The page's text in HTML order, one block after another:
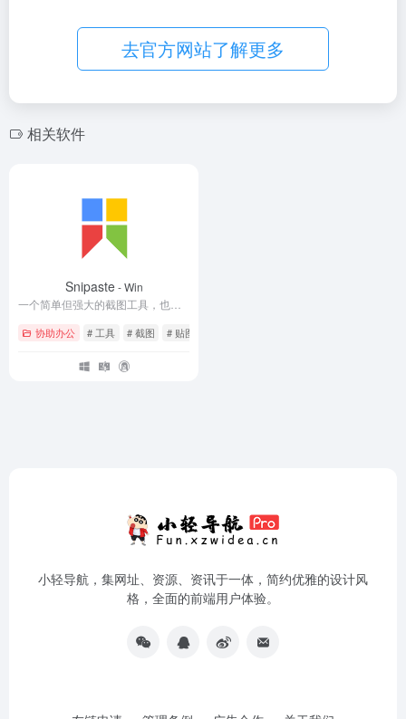
去官方网站了解更多
相关软件
Snipaste- Win
协助办公 # 工具 # 截图 # 贴图
小轻导航，集网址、资源、资讯于一体，简约优雅的设计风
格，全面的前端用户体验。